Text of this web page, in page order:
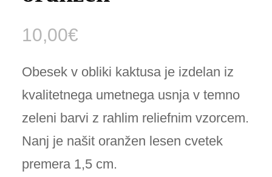
10,00€
Obesek v obliki kaktusa je izdelan iz
kvalitetnega umetnega usnja v temno
zeleni barvi z rahlim reliefnim vzorcem.
Nanj je našit oranžen lesen cvetek
premera 1,5 cm.